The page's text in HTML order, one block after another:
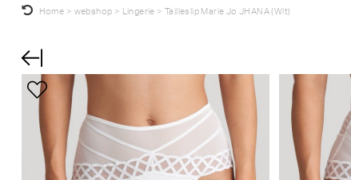
Home > webshop > Lingerie > Tailleslip Marie Jo JHANA (Wit)
Wellicht